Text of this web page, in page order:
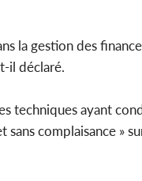
la gestion des
il déclaré.
techniques ayant
complaisance »